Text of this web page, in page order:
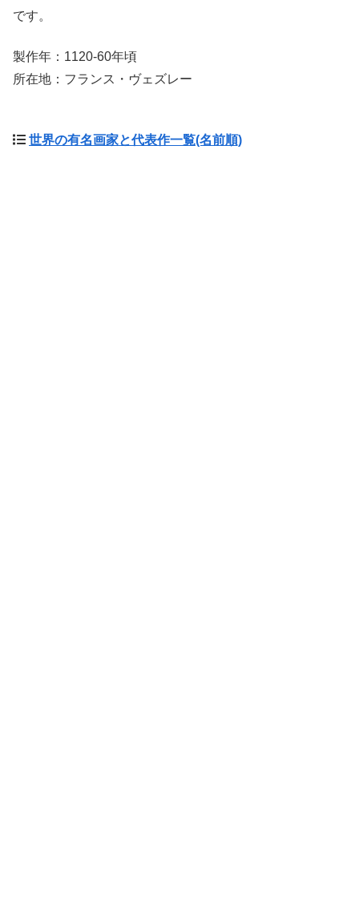
です。
製作年：1120-60年頃
所在地：フランス・ヴェズレー
世界の有名画家と代表作一覧(名前順)